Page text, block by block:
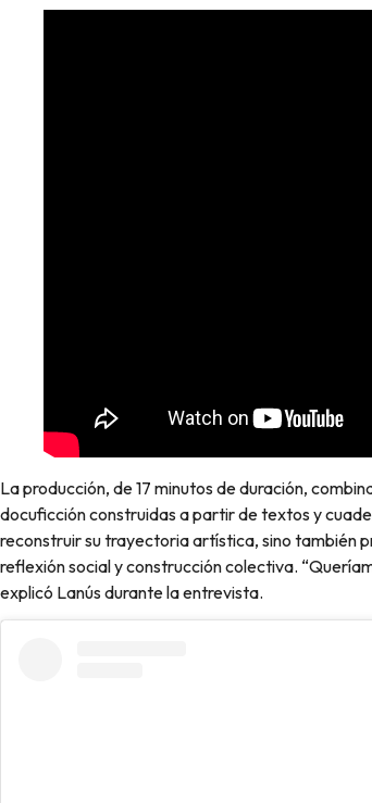
La producción, de 17 minutos de duración,
docuficción construidas a partir de textos y
reconstruir su trayectoria artística, sino también
reflexión social y construcción colectiva.
explicó Lanús durante la entrevista.